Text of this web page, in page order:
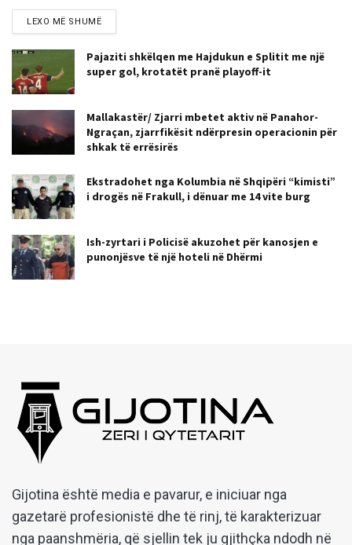
LEXO MË SHUMË
Pajaziti shkëlqen me Hajdukun e Splitit me një
super gol, krotatët pranë playoff-it
Mallakastër/ Zjarri mbetet aktiv në Panahor-
Ngraçan, zjarrfikësit ndërpresin operacionin për
shkak të errësirës
Ekstradohet nga Kolumbia në Shqipëri “kimisti”
i drogës në Frakull, i dënuar me 14 vite burg
Ish-zyrtari i Policisë akuzohet për kanosjen e
punonjësve të një hoteli në Dhërmi
Gijotina është media e pavarur, e iniciuar nga
gazetarë profesionistë dhe të rinj, të karakterizuar
nga paanshmëria, që sjellin tek ju gjithçka ndodh në